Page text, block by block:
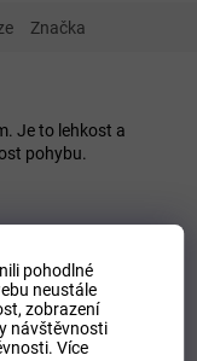
pohodlné
neustále
zobrazení
návštěvnosti
Více
Značka
Je to lehkost a
pohybu.